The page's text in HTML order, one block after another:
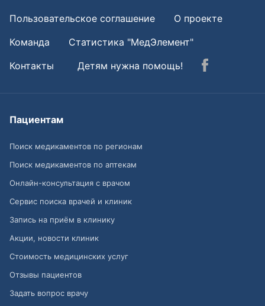
Пользовательское соглашение
О проекте
Команда
Статистика "МедЭлемент"
Контакты
Детям нужна помощь!
Пациентам
Поиск медикаментов по регионам
Поиск медикаментов по аптекам
Онлайн-консультация с врачом
Сервис поиска врачей и клиник
Запись на приём в клинику
Акции, новости клиник
Стоимость медицинских услуг
Отзывы пациентов
Задать вопрос врачу